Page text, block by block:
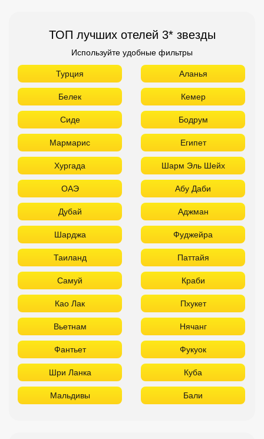
ТОП лучших отелей 3* звезды
Используйте удобные фильтры
Турция Аланья
Белек Кемер
Сиде Бодрум
Мармарис Египет
Хургада Шарм Эль Шейх
ОАЭ Абу Даби
Дубай Аджман
Шарджа Фуджейра
Таиланд Паттайя
Самуй Краби
Као Лак Пхукет
Вьетнам Нячанг
Фантьет Фукуок
Шри Ланка Куба
Мальдивы Бали